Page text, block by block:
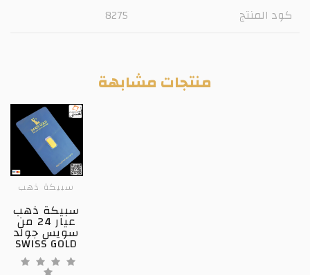
كود المنتج
8275
منتجات مشابهة
سبيكة ذهب
سبيكة ذهب
عيار 24 من
سويس جولد
SWISS GOLD